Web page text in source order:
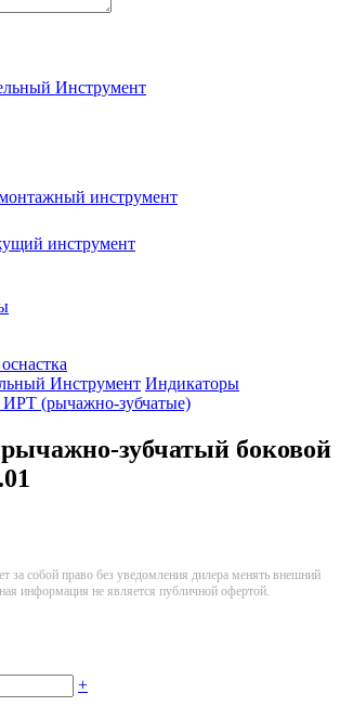
Инструмент
инструмент
инструмент
Инструмент Индикаторы
(рычажно-зубчатые)
зубчатый боковой
за собой право без уведомления дилера менять внешний
информация не является публичной офертой.
+